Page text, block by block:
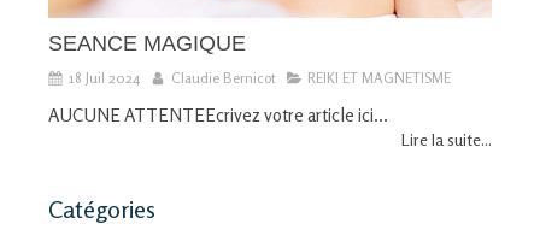
SEANCE MAGIQUE
18 Juil 2024 Claudie Bernicot REIKI ET MAGNETISME
AUCUNE ATTENTEEcrivez votre article ici...
Lire la suite...
Catégories